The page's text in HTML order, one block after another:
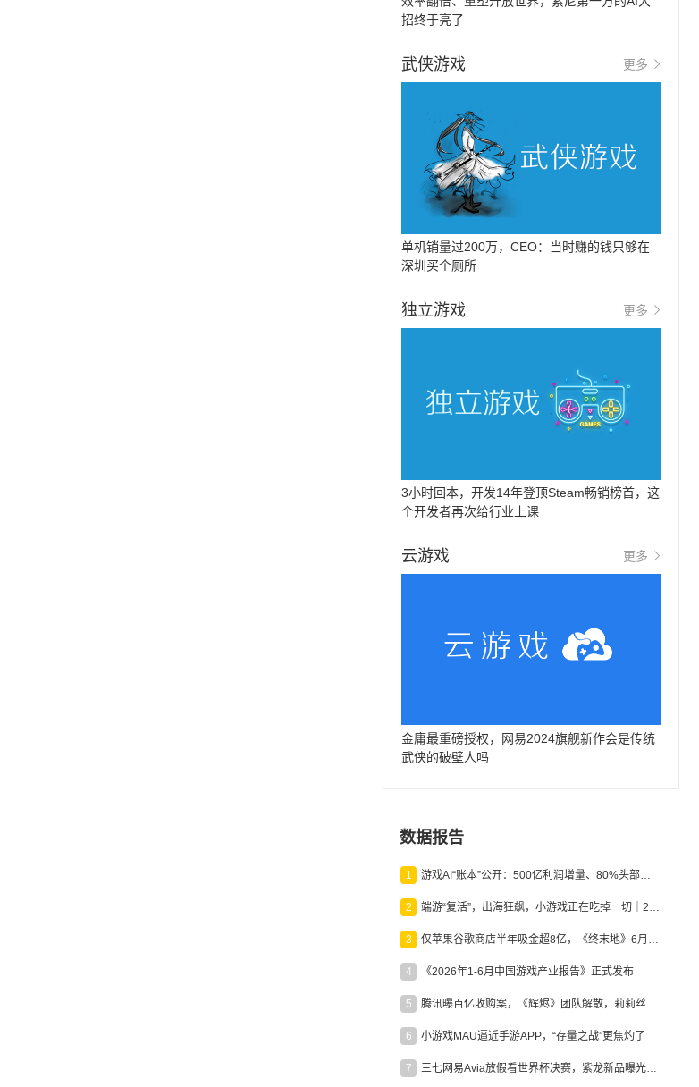
招终于亮了
武侠游戏 更多
单机销量过200万，CEO：当时赚的钱只够在
深圳买个厕所
独立游戏 更多
3小时回本，开发14年登顶Steam畅销榜首，这
个开发者再次给行业上课
云游戏 更多
金庸最重磅授权，网易2024旗舰新作会是传统
武侠的破壁人吗
数据报告
1 游戏AI“账本”公开：500亿利润增量、80%头部入局，谁在闷声发财？
2 端游“复活”，出海狂飙，小游戏正在吃掉一切｜2026上半年产业报告
3 仅苹果谷歌商店半年吸金超8亿，《终末地》6月份收入显著回暖
4 《2026年1-6月中国游戏产业报告》正式发布
5 腾讯曝百亿收购案，《辉烬》团队解散，莉莉丝新作曝光｜陀螺周报
6 小游戏MAU逼近手游APP，“存量之战”更焦灼了
7 三七网易Avia放假看世界杯决赛，紫龙新品曝光，米哈游新作上线 | 陀螺周报